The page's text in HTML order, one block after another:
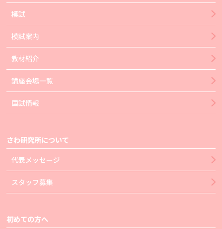
模試
模試案内
教材紹介
講座会場一覧
国試情報
さわ研究所について
代表メッセージ
スタッフ募集
初めての方へ